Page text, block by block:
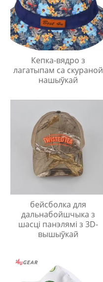
Кепка-вядро з
лагатыпам са скураной
нашыўкай
бейсболка для
дальнабойшчыка з
шасці панэлямі з 3D-
вышыўкай